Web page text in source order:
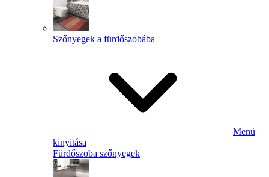
Szőnyegek a fürdőszobába
Menü
kinyitása
Fürdőszoba szőnyegek